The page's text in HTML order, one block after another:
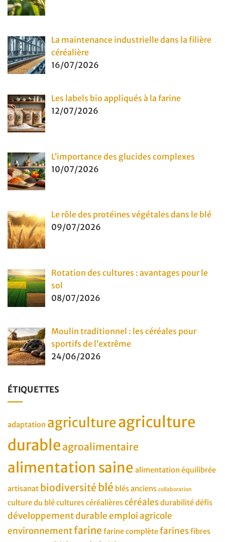
La maintenance industrielle dans la filière
céréalière
16/07/2026
Les labels bio appliqués à la farine
12/07/2026
L’importance des glucides complexes
10/07/2026
Le rôle des protéines végétales dans le blé
09/07/2026
Rotation des cultures : avantages pour le
sol
08/07/2026
Moulin traditionnel : les céréales pour
sportifs de l’extrême
24/06/2026
ÉTIQUETTES
adaptation agricultureagriculture
durable agroalimentaire
alimentation saine alimentation équilibrée
artisanat biodiversité blé blés anciens collaboration
culture du blécultures céréalièrescéréalesdurabilitédéfis
développement durableemploi agricole
environnementfarine farine complètefarinesfibres